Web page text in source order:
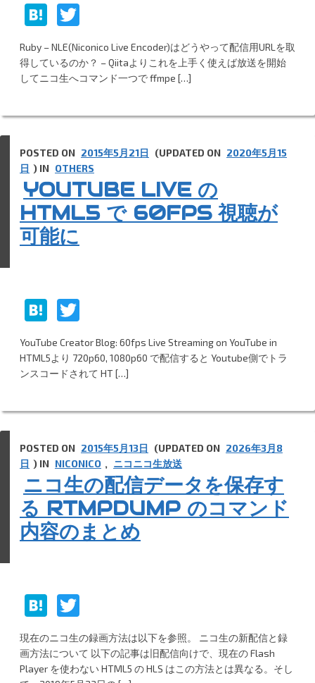
H
at
e
n
w
itt
er
Ruby – NLE(Niconico Live Encoder)はどうやって配信用URLを取
得しているのか？ – Qiitaよりこれを上手く使えば放送を開始
してニコ生へコマンド一つで ffmpe […]
YOUTUBE LIVE の
HTML5 で 60FPS 視聴が
可能に
POSTED ON 2015年5月21日 (UPDATED ON 2020年5月15
日 ) IN OTHERS
H
at
e
n
w
itt
er
YouTube Creator Blog: 60fps Live Streaming on YouTube in
HTML5より 720p60, 1080p60 で配信すると Youtube側でトラ
ンスコードされて HT […]
ニコ生の配信データを保存す
る RTMPDUMP のコマンド
内容のまとめ
POSTED ON 2015年5月13日 (UPDATED ON 2026年3月8
日 ) IN NICONICO , ニコニコ生放送
H
at
e
n
w
itt
er
現在のニコ生の録画方法は以下を参照。 ニコ生の新配信と録
画方法について 以下の記事は旧配信向けで、現在の Flash
Player を使わない HTML5 の HLS はこの方法とは異なる。そし